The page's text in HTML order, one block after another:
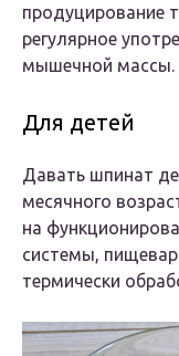
продуцирование
регулярное
мышечной массы.
Для детей
Давать шпинат
месячного
на
системы,
термически